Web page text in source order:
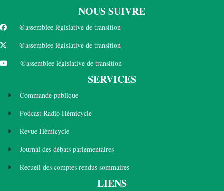
NOUS SUIVRE
@assemblee législative de transition
@assemblee législative de transition
@assemblee législative de transition
SERVICES
Commande publique
Podcast Radio Hémicycle
Revue Hémicycle
Journal des débats parlementaires
Recueil des comptes rendus sommaires
LIENS